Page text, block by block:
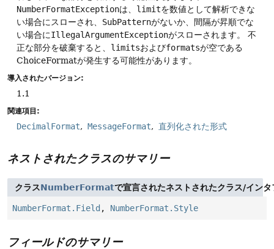
NumberFormatExceptionは、 limitを数値として解析できな
い場合にスローされ、 SubPatternがないか、間隔が昇順でな
い場合にIllegalArgumentExceptionがスローされます。
不
正な部分を破棄すると、 limitsおよびformatsが空である
ChoiceFormatが発生する可能性があります。
導入されたバージョン:
1.1
関連項目:
DecimalFormat MessageFormat 直列化された形式
ネストされたクラスのサマリー
クラスNumberFormatで宣言されたネストされたクラス/インタ
NumberFormat.Field , NumberFormat.Style
フィールドのサマリー